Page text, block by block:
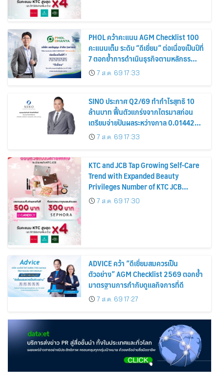
PHOL คว้าคะแนน AGM Checklist 100
คะแนนเต็ม ระดับ “ดีเยี่ยม” ต่อเนื่องเป็นปีที่
7 ตอกย้ำการดำเนินธุรกิจตามหลักธร
รมาภิบาล โปร่งใส สร้างความเชื่อมั่นผู้ถือ
หุ้น
7 ส.ค. 69 17:33
SINO ประกาศ Q2/69 ทำกำไรสุทธิ 10
ล้านบาท ฟื้นตัวแกร่งจากไตรมาสก่อน
เตรียมจ่ายปันผลระหว่างกาล 0.014423
บาทต่อหุ้น ครึ่งปีหลังมุ่งเติบโตต่อเนื่อง
7 ส.ค. 69 17:33
KTC and JCB Tap Growing Self-Care
Trend with Expanded Beauty
Privileges Number of KTC JCB
Cardmembers Spending on
Cosmetics Rises 26%
7 ส.ค. 69 17:30
ADVICE คว้า “ดีเยี่ยมสมควรเป็น
ตัวอย่าง” AGM Checklist 2569 ตอกย้ำ
มาตรฐานการกำกับดูแลกิจการที่ดี
7 ส.ค. 69 17:27